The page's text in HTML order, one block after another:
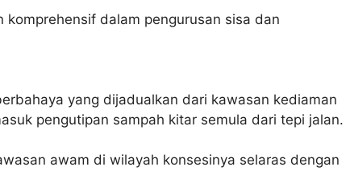
dalam pengurusan sisa dan
yang dijadualkan dari kawasan kediaman
pengutipan sampah kitar semula dari tepi jalan.
awam di wilayah konsesinya selaras dengan